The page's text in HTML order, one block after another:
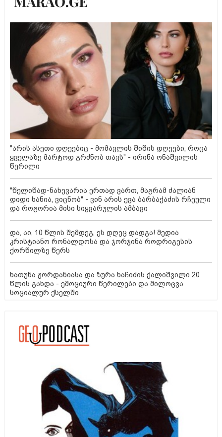
"არის ასეთი დღეებიც - მომავლის შიშის დღეები, როცა
ყველაზე მარტოდ გრძნობ თავს" - ირინა ონაშვილის
წერილი
"წელიწად-ნახევარია ერთად ვართ, მაგრამ ძალიან
დიდი ხანია, ვიცნობ" - ვინ არის ევა ბარბაქაძის რჩეული
და როგორია მისი სიყვარულის ამბავი
და, აი, 10 წლის შემდეგ, ეს დღეც დადგა! მედია
კრისტიანო რონალდოსა და ჯორჯინა როდრიგესის
ქორწილზე წერს
ხათუნა ჟორდანიასა და ზურა ხაჩიძის ქალიშვილი 20
წლის გახდა - ემოციური წერილები და მილოცვა
სოციალურ ქსელში